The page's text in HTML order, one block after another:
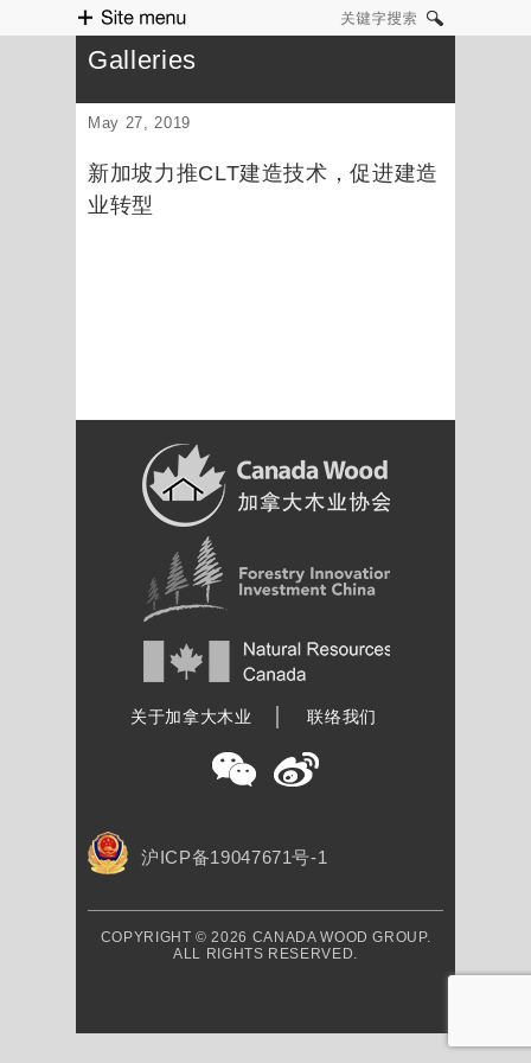
Galleries
May 27, 2019
新加坡力推CLT建造技术，促进建造
业转型
关于加拿大木业 联络我们
沪ICP备19047671号-1
COPYRIGHT © 2026 CANADA WOOD GROUP.
ALL RIGHTS RESERVED.